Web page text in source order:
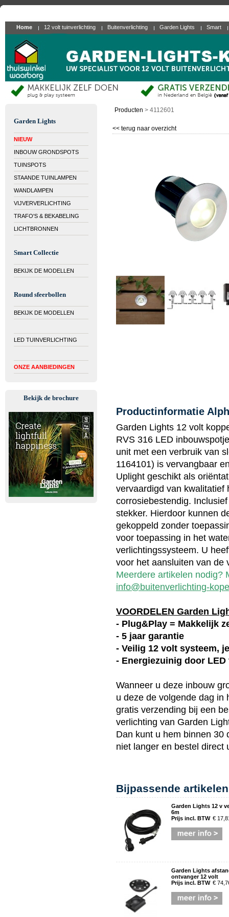
Home 12 volt tuinverlichting Buitenverlichting Garden Lights Smart
Garden Lights
NIEUW
INBOUW GRONDSPOTS
TUINSPOTS
STAANDE TUINLAMPEN
WANDLAMPEN
VIJVERVERLICHTING
TRAFO'S & BEKABELING
LICHTBRONNEN
Smart Collectie
BEKIJK DE MODELLEN
Round sfeerbollen
BEKIJK DE MODELLEN
LED TUINVERLICHTING
ONZE AANBIEDINGEN
Bekijk de brochure
Producten > 4112601
<< terug naar overzicht
Productinformatie
Garden Lights 12 volt
RVS 316 LED
unit met een verbruik van
1164101) is vervangbaar
Uplight geschikt als
vervaardigd van kwalitatief
corrosiebestendig.
stekker. Hierdoor kunnen
gekoppeld zonder
voor toepassing in het
verlichtingssysteem. U
voor het aansluiten van de
Meerdere artikelen nodig?
info@buitenverlichting-
VOORDELEN Garden
- Plug&Play = Makkelijk
- 5 jaar garantie
- Veilig 12 volt systeem,
- Energiezuinig door
Wanneer u deze inbouw
u deze de volgende dag in
gratis verzending bij een
verlichting van Garden
Dan kunt u hem binnen 30
niet langer en bestel direct
Bijpassende artikelen
Garden Lights 12 v
6m
Prijs incl. BTW €
Garden Lights
ontvanger 12 volt
Prijs incl. BTW €